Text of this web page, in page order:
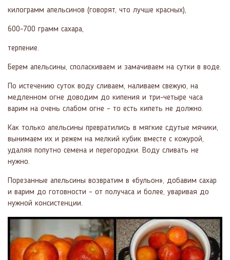
килограмм апельсинов (говорят, что лучше красных),
600-700 грамм сахара,
терпение.
Берем апельсины, споласкиваем и замачиваем на сутки в воде.
По истечению суток воду сливаем, наливаем свежую, на
медленном огне доводим до кипения и три-четыре часа
варим на очень слабом огне – то есть кипеть не должно.
Как только апельсины превратились в мягкие сдутые мячики,
вынимаем их и режем на мелкий кубик вместе с кожурой,
удаляя попутно семена и перегородки. Воду сливать не
нужно.
Порезанные апельсины возвратим в «бульон», добавим сахар
и варим до готовности – от получаса и более, уваривая до
нужной консистенции.